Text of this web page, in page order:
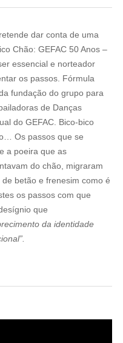
dar conta de uma
Chão: GEFAC 50 Anos –
essencial e norteador
os passos. Fórmula
fundação do grupo para
de Danças
do GEFAC. Bico-bico
Os passos que se
a poeira que as
do chão, migraram
betão e frenesim como é
os passos com que
que
da identidade